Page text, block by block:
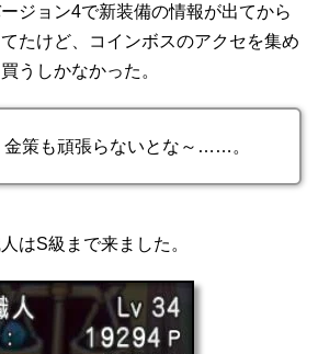
ジョン4で新装備の情報が出てから
たけど、コインボスのアクセを集め
うしかなかった。
金策も頑張らないとな～……。
はS級まで来ました。